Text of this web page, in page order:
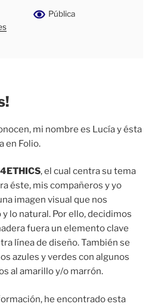
Pública
mi nombre es Lucía y ésta
en Folio.
4ETHICS, el cual centra su tema
éste, mis compañeros y yo
imagen visual que nos
lo natural. Por ello, decidimos
fuera un elemento clave
línea de diseño. También se
azules y verdes con algunos
al amarillo y/o marrón.
he encontrado esta